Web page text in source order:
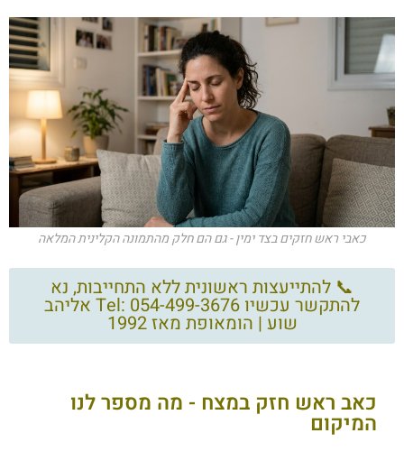
כאבי ראש חזקים בצד ימין - גם הם חלק מהתמונה הקלינית המלאה
📞 להתייעצות ראשונית ללא התחייבות, נא
להתקשר עכשיו Tel: 054-499-3676 אליהב
שוע | הומאופת מאז 1992
כאב ראש חזק במצח - מה מספר לנו
המיקום